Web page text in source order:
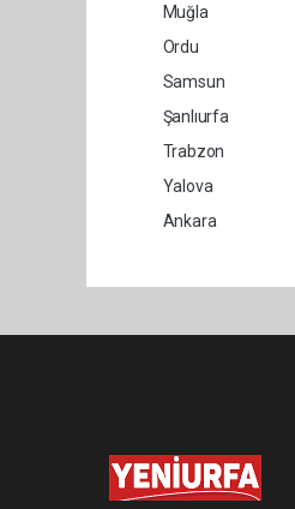
Muğla
Ordu
Samsun
Şanlıurfa
Trabzon
Yalova
Ankara